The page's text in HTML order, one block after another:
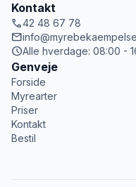
Kontakt
call42 48 67 78
mail
scheduleAlle hverdage: 08:00 -
Genveje
Forside
Myrearter
Priser
Kontakt
Bestil